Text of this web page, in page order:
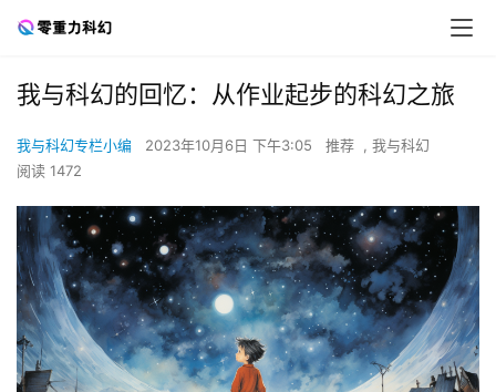
我与科幻的回忆：从作业起步的科幻之旅
我与科幻专栏小编 2023年10月6日 下午3:05 推荐 , 我与科幻
阅读 1472